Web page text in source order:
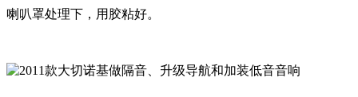
喇叭罩处理下，用胶粘好。